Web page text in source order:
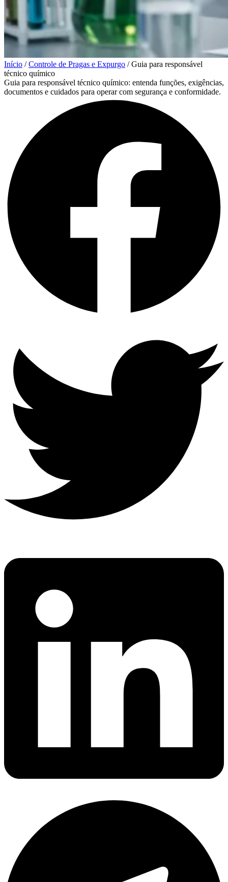
Início / Controle de Pragas e Expurgo /Guia para responsável
técnico químico
Guia para responsável técnico químico: entenda funções, exigências,
documentos e cuidados para operar com segurança e conformidade.